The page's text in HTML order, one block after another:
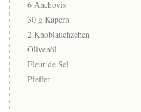
6 Anchovis
30 g Kapern
2 Knoblauchzehen
Olivenöl
Fleur de Sel
Pfeffer